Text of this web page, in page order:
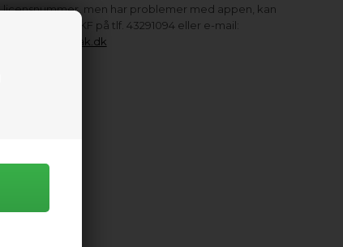
licensnummer, men har problemer med appen, kan
du kontakte DKF på tlf. 43291094 eller e-mail:
dkf@kano-kajak.dk